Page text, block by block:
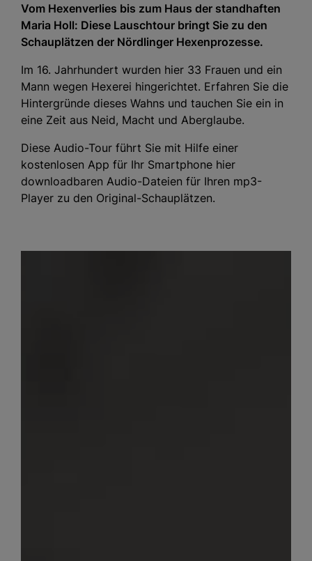
Vom Hexenverlies bis zum Haus der standhaften
Maria Holl: Diese Lauschtour bringt Sie zu den
Schauplätzen der Nördlinger Hexenprozesse.
Im 16. Jahrhundert wurden hier 33 Frauen und ein
Mann wegen Hexerei hingerichtet. Erfahren Sie die
Hintergründe dieses Wahns und tauchen Sie ein in
eine Zeit aus Neid, Macht und Aberglaube.
Diese Audio-Tour führt Sie mit Hilfe einer
kostenlosen App für Ihr Smartphone hier
downloadbaren Audio-Dateien für Ihren mp3-
Player zu den Original-Schauplätzen.